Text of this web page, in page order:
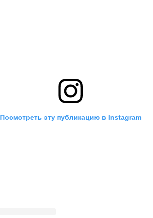
Посмотреть эту публикацию в Instagram